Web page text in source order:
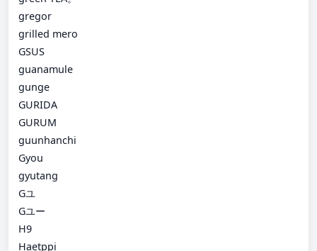
gregor
grilled mero
GSUS
guanamule
gunge
GURIDA
GURUM
guunhanchi
Gyou
gyutang
Gユ
Gユー
H9
Haetppi